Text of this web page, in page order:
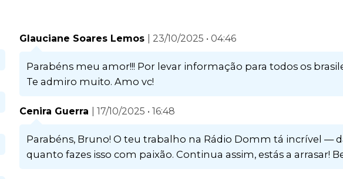
Glauciane Soares Lemos | 23/10/2025 • 04:46
Parabéns meu amor!!! Por levar informação para todos os
Te admiro muito. Amo vc!
Cenira Guerra | 17/10/2025 • 16:48
Parabéns, Bruno! O teu trabalho na Rádio Domm tá incrível —
quanto fazes isso com paixão. Continua assim, estás a arrasar!